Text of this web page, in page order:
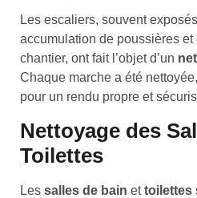
Les escaliers, souvent
accumulation de poussières et
chantier, ont fait l’objet d’un
Chaque marche a été
pour un rendu propre et
Nettoyage des
Toilettes
Les salles de bain ettoilettes